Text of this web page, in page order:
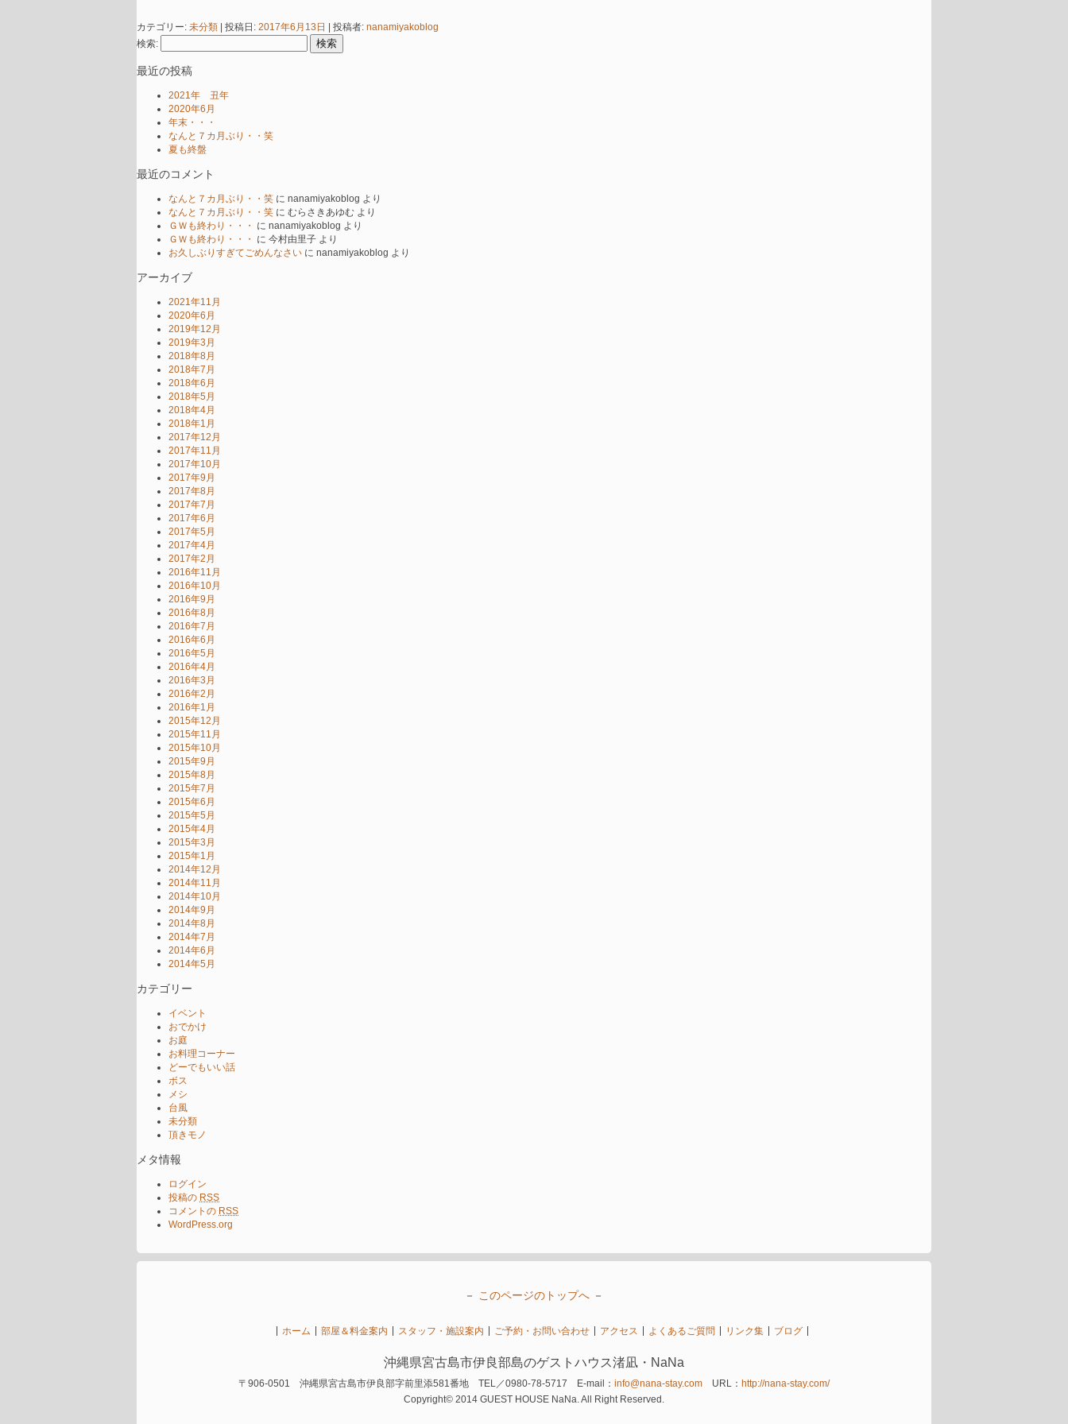
カテゴリー: 未分類 | 投稿日: 2017年6月13日 投稿者: nanamiyakoblog
検索:
最近の投稿
2021年 丑年
2020年6月
年末・・・
なんと７カ月ぶり・・笑
夏も終盤
最近のコメント
なんと７カ月ぶり・・笑 に nanamiyakoblog より
なんと７カ月ぶり・・笑 に むらさきあゆむ より
ＧＷも終わり・・・
に nanamiyakoblog より
ＧＷも終わり・・・
に 今村由里子 より
お久しぶりすぎてごめんなさい に nanamiyakoblog より
アーカイブ
2021年11月
2020年6月
2019年12月
2019年3月
2018年8月
2018年7月
2018年6月
2018年5月
2018年4月
2018年1月
2017年12月
2017年11月
2017年10月
2017年9月
2017年8月
2017年7月
2017年6月
2017年5月
2017年4月
2017年2月
2016年11月
2016年10月
2016年9月
2016年8月
2016年7月
2016年6月
2016年5月
2016年4月
2016年3月
2016年2月
2016年1月
2015年12月
2015年11月
2015年10月
2015年9月
2015年8月
2015年7月
2015年6月
2015年5月
2015年4月
2015年3月
2015年1月
2014年12月
2014年11月
2014年10月
2014年9月
2014年8月
2014年7月
2014年6月
2014年5月
カテゴリー
イベント
おでかけ
お庭
お料理コーナー
どーでもいい話
ボス
メシ
台風
未分類
頂きモノ
メタ情報
ログイン
投稿の RSS
コメントの RSS
WordPress.org
－ このページのトップへ －
ブログ
リンク集
よくあるご質問
アクセス
ご予約・お問い合わせ
スタッフ・施設案内
部屋＆料金案内
ホーム
沖縄県宮古島市伊良部島のゲストハウス渚凪・NaNa
〒906-0501 沖縄県宮古島市伊良部字前里添581番地 TEL／0980-78-5717 E-mail： info@nana-stay.com URL： http://nana-stay.com/
Copyright© 2014 GUEST HOUSE NaNa. All Right Reserved.